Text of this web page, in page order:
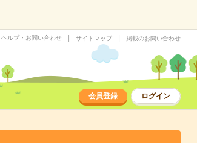
ヘルプ・お問い合わせ サイトマップ 掲載のお問い合わせ
会員登録 ログイン